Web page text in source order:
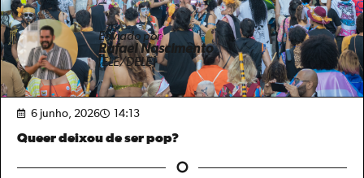
Enviado por
Rafael Nascimento
[ELE/DELE]
6 junho, 2026 14:13
Queer deixou de ser pop?